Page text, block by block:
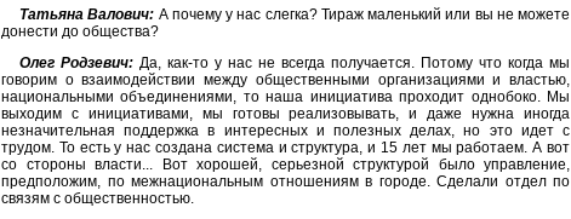
Татьяна Валович: А почему у нас слегка? Тираж маленький или вы не можете
донести до общества?
Олег Родзевич: Да, как-то у нас не всегда получается. Потому что когда мы
говорим о взаимодействии между общественными организациями и властью,
национальными объединениями, то наша инициатива проходит однобоко. Мы
выходим с инициативами, мы готовы реализовывать, и даже нужна иногда
незначительная поддержка в интересных и полезных делах, но это идет с
трудом. То есть у нас создана система и структура, и 15 лет мы работаем. А вот
со стороны власти... Вот хорошей, серьезной структурой было управление,
предположим, по межнациональным отношениям в городе. Сделали отдел по
связям с общественностью.